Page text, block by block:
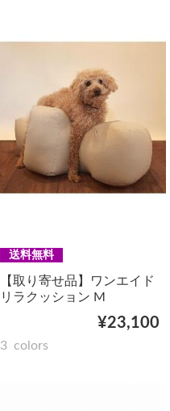
送料無料
【取り寄せ品】ワンエイド
リラクッション M
¥23,100
3 colors